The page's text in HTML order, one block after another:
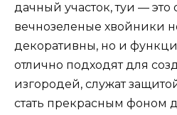
дачный участок, туи —
вечнозеленые хвойники
декоративны, но и
отлично подходят для
изгородей, служат
стать прекрасным фоном